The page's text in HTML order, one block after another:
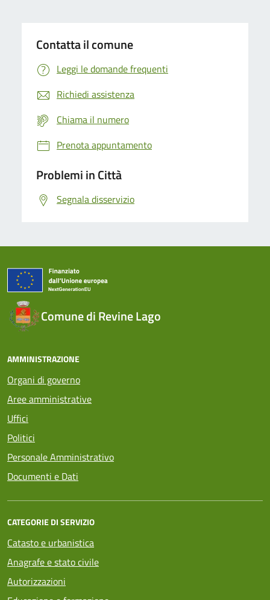
Contatta il comune
Leggi le domande frequenti
Richiedi assistenza
Chiama il numero
Prenota appuntamento
Problemi in Città
Segnala disservizio
Comune di Revine Lago
AMMINISTRAZIONE
Organi di governo
Aree amministrative
Uffici
Politici
Personale Amministrativo
Documenti e Dati
CATEGORIE DI SERVIZIO
Catasto e urbanistica
Anagrafe e stato civile
Autorizzazioni